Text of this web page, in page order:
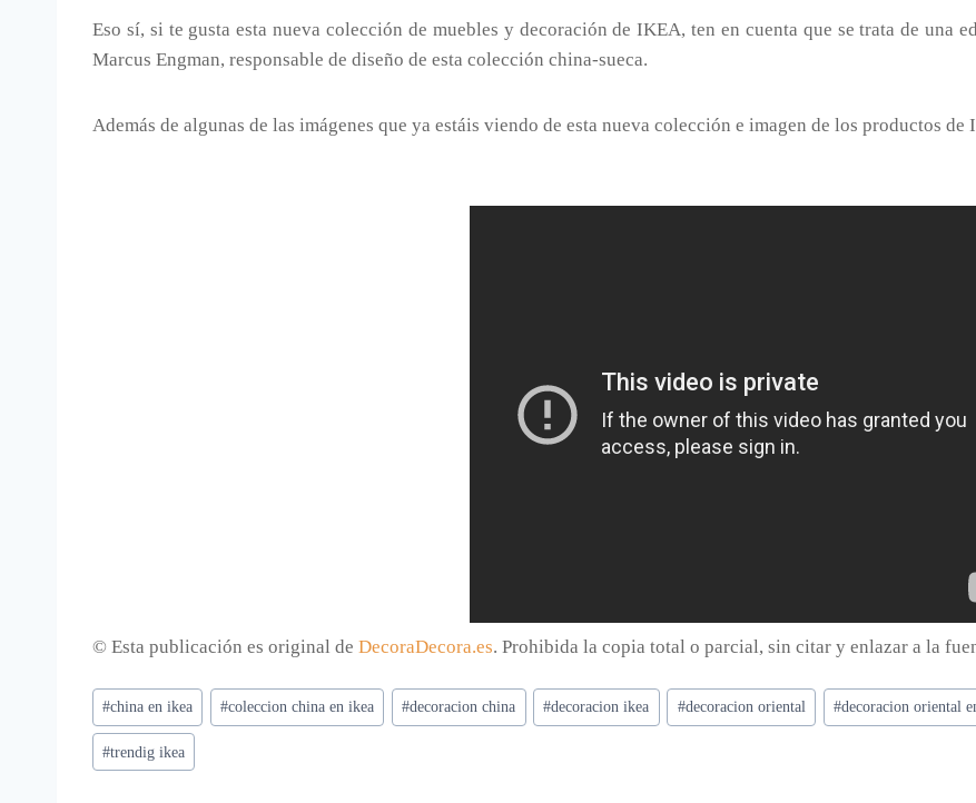
Eso sí, si te gusta esta nueva colección de muebles y decoración de IKEA, ten en cuenta que se trata de una
Marcus Engman, responsable de diseño de esta colección china-sueca.
Además de algunas de las imágenes que ya estáis viendo de esta nueva colección e imagen de los productos
© Esta publicación es original de DecoraDecora.es. Prohibida la copia total o parcial, sin citar y enlazar a la
Etiquetas
de
la
#china en ikea #coleccion china en ikea #decoracion china #decoracion ikea #decoracion oriental #decoracion oriental
#trendig ikea